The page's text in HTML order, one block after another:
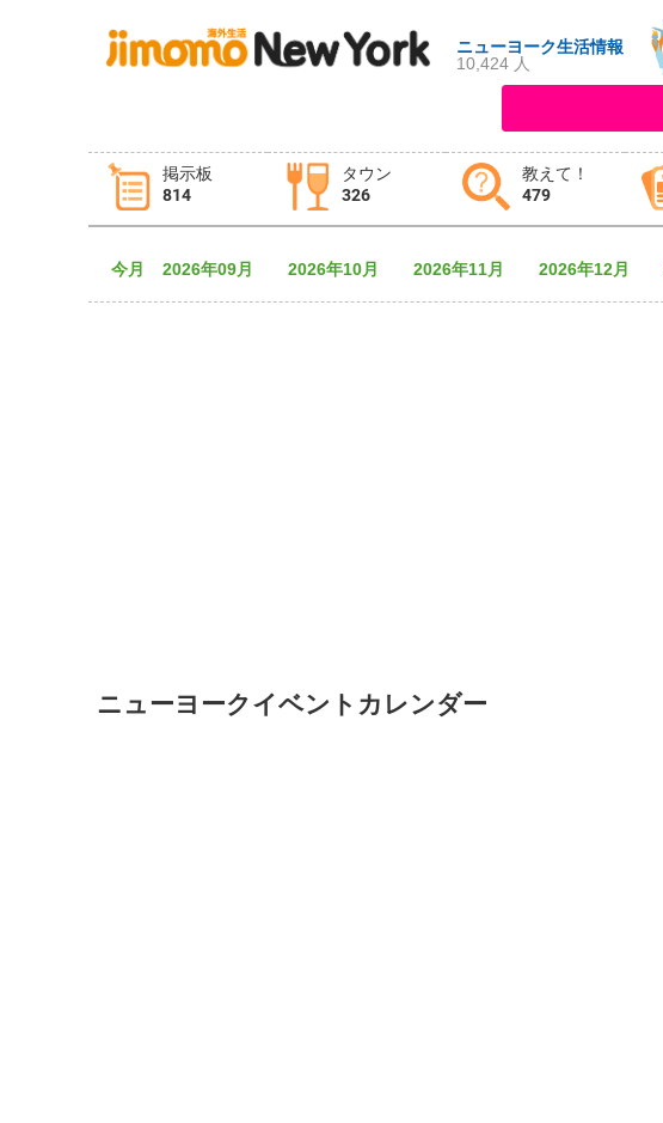
ニューヨーク生活情報
10,424 人
掲示板
814
タウン
326
教えて！
479
タウン情報
今月 2026年09月 2026年10月 2026年11月 2026年12月
ニューヨークイベントカレンダー